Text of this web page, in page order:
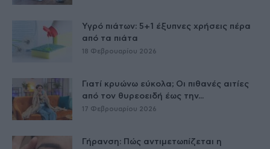
Υγρό πιάτων: 5+1 έξυπνες χρήσεις πέρα
από τα πιάτα
18 Φεβρουαρίου 2026
Γιατί κρυώνω εύκολα; Οι πιθανές αιτίες
από τον θυρεοειδή έως την...
17 Φεβρουαρίου 2026
Γήρανση: Πώς αντιμετωπίζεται η